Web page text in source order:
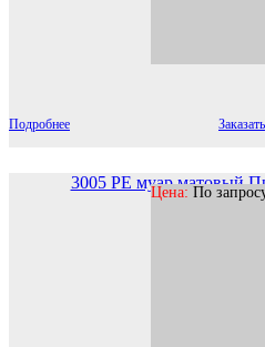
Подробнее Заказать
3005 PE муар матовый
Цена: По